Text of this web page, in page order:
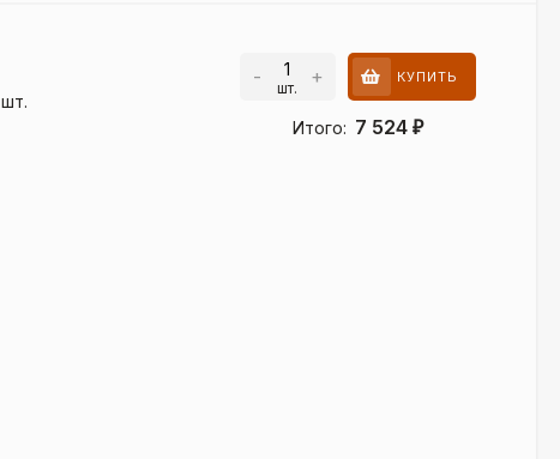
шт.
- шт. + КУПИТЬ
Итого: 7 524 ₽